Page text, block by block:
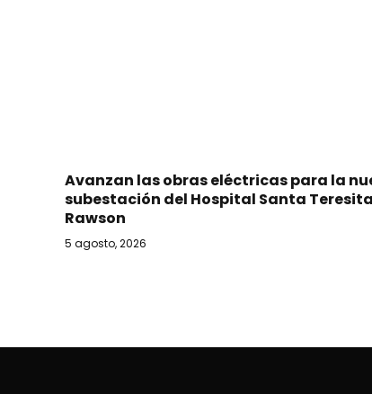
Avanzan las obras eléctricas para la
subestación del Hospital Santa
Rawson
5 agosto, 2026